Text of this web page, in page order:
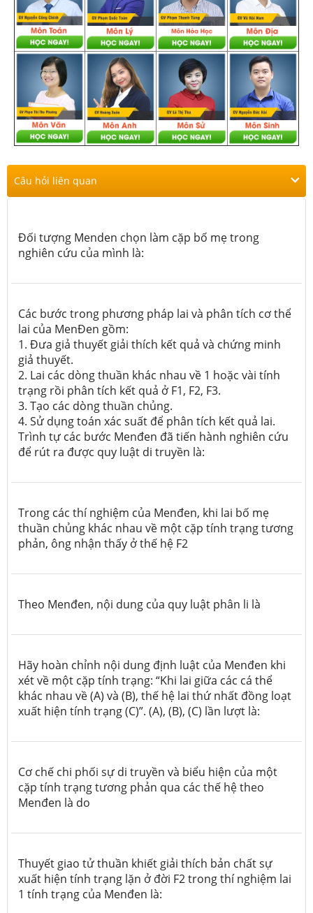
Câu hỏi liên quan
Đối tượng Menden chọn làm cặp bố mẹ trong
nghiên cứu của mình là:
Các bước trong phương pháp lai và phân tích cơ thể
lai của MenĐen gồm:
1. Đưa giả thuyết giải thích kết quả và chứng minh
giả thuyết.
2. Lai các dòng thuần khác nhau về 1 hoặc vài tính
trạng rồi phân tích kết quả ở F1, F2, F3.
3. Tạo các dòng thuần chủng.
4. Sử dụng toán xác suất để phân tích kết quả lai.
Trình tự các bước Menđen đã tiến hành nghiên cứu
để rút ra được quy luật di truyền là:
Trong các thí nghiệm của Menđen, khi lai bố mẹ
thuần chủng khác nhau về một cặp tính trạng tương
phản, ông nhận thấy ở thế hệ F2
Theo Menđen, nội dung của quy luật phân li là
Hãy hoàn chỉnh nội dung định luật của Menđen khi
xét về một cặp tính trạng: “Khi lai giữa các cá thể
khác nhau về (A) và (B), thế hệ lai thứ nhất đồng loạt
xuất hiện tính trạng (C)”. (A), (B), (C) lần lượt là:
Cơ chế chi phối sự di truyền và biểu hiện của một
cặp tính trạng tương phản qua các thế hệ theo
Menđen là do
Thuyết giao tử thuần khiết giải thích bản chất sự
xuất hiện tính trạng lặn ở đời F2 trong thí nghiệm lai
1 tính trạng của Menđen là: